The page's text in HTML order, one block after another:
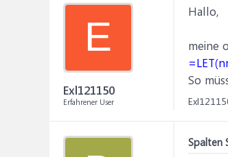
E
Exl121150
Erfahrener User
Hallo,
meine
So
Spalten